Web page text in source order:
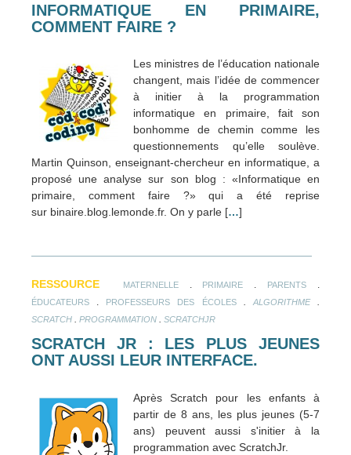
INFORMATIQUE EN PRIMAIRE,
COMMENT FAIRE ?
Les ministres de l’éducation nationale
changent, mais l’idée de commencer
à initier à la programmation
informatique en primaire, fait son
bonhomme de chemin comme les
questionnements qu’elle soulève.
Martin Quinson, enseignant-chercheur en informatique, a
proposé une analyse sur son blog : «Informatique en
primaire, comment faire ?» qui a été reprise
sur binaire.blog.lemonde.fr. On y parle […]
RESSOURCE MATERNELLE. PRIMAIRE PARENTS
ÉDUCATEURS PROFESSEURS DES ÉCOLES. ALGORITHME.
SCRATCH PROGRAMMATION SCRATCHJR
SCRATCH JR : LES PLUS JEUNES
ONT AUSSI LEUR INTERFACE.
Après Scratch pour les enfants à
partir de 8 ans, les plus jeunes (5-7
ans) peuvent aussi s'initier à la
programmation avec ScratchJr.